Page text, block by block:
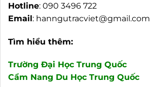
Hotline: 090 3496 722
Email: hanngutracviet@gmail.com
Tìm hiểu thêm:
Trường Đại Học Trung Quốc
Cẩm Nang Du Học Trung Quốc